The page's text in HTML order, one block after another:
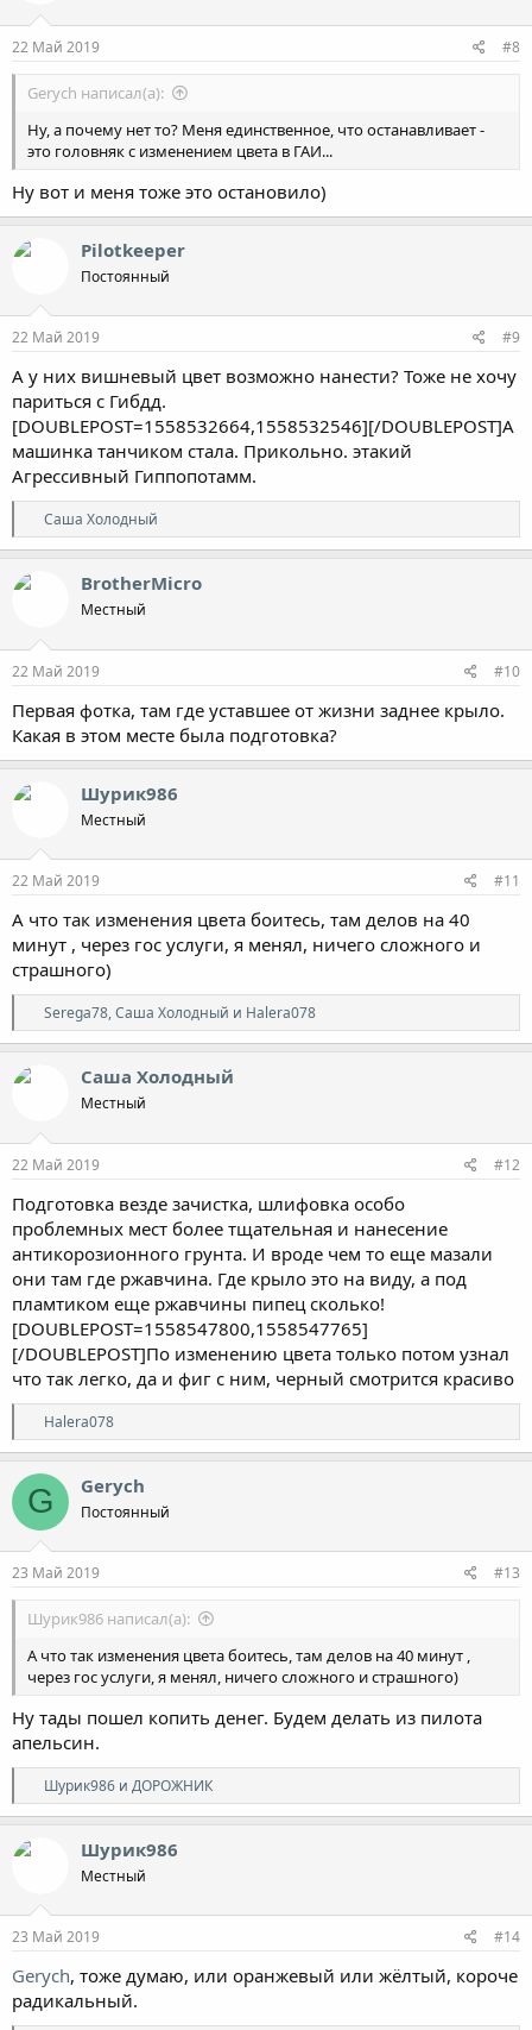
:
22 Май 2019
#8
Gerych написал(а):
Ну, а почему нет то? Меня единственное, что останавливает -
это головняк с изменением цвета в ГАИ...
Ну вот и меня тоже это остановило)
Pilotkeeper
Постоянный
22 Май 2019 #9
А у них вишневый цвет возможно нанести? Тоже не хочу
париться с Гибдд.
[DOUBLEPOST=1558532664,1558532546][/DOUBLEPOST]А
машинка танчиком стала. Прикольно. этакий
Агрессивный Гиппопотамм.
Р
е
а
:
Саша Холодный
BrotherMicro
Местный
22 Май 2019 #10
Первая фотка, там где уставшее от жизни заднее крыло.
Какая в этом месте была подготовка?
Шурик986
Местный
22 Май 2019 #11
А что так изменения цвета боитесь, там делов на 40
минут , через гос услуги, я менял, ничего сложного и
страшного)
Р
е
а
:
Serega78,Саша Холодный и Halera078
Саша Холодный
Местный
22 Май 2019 #12
Подготовка везде зачистка, шлифовка особо
проблемных мест более тщательная и нанесение
антикорозионного грунта. И вроде чем то еще мазали
они там где ржавчина. Где крыло это на виду, а под
пламтиком еще ржавчины пипец сколько!
[DOUBLEPOST=1558547800,1558547765]
[/DOUBLEPOST]По изменению цвета только потом узнал
что так легко, да и фиг с ним, черный смотрится красиво
Р
е
а
к
ц
и
и
:
Halera078
G Gerych
Постоянный
23 Май 2019 #13
Шурик986 написал(а):
А что так изменения цвета боитесь, там делов на 40 минут ,
через гос услуги, я менял, ничего сложного и страшного)
Ну тады пошел копить денег. Будем делать из пилота
апельсин.
Р
е
а
:
Шурик986 и ДОРОЖНИК
Шурик986
Местный
23 Май 2019 #14
Gerych, тоже думаю, или оранжевый или жёлтый, короче
радикальный.